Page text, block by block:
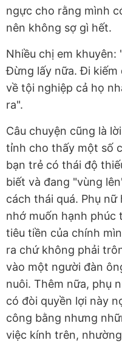
ngực cho rằng mình
nên không sợ gì hết.
Nhiều chị em
Đừng lấy nữa. Đi kiếm
về tội nghiệp cả họ
ra".
Câu chuyện cũng là
tỉnh cho thấy một số
bạn trẻ có thái độ
biết và đang "vùng
cách thái quá. Phụ nữ
nhớ muốn hạnh phúc
tiêu tiền của chính
ra chứ không phải
vào một người đàn
nuôi. Thêm nữa, phụ
có đòi quyền lợi này
công bằng nhưng
việc kính trên,